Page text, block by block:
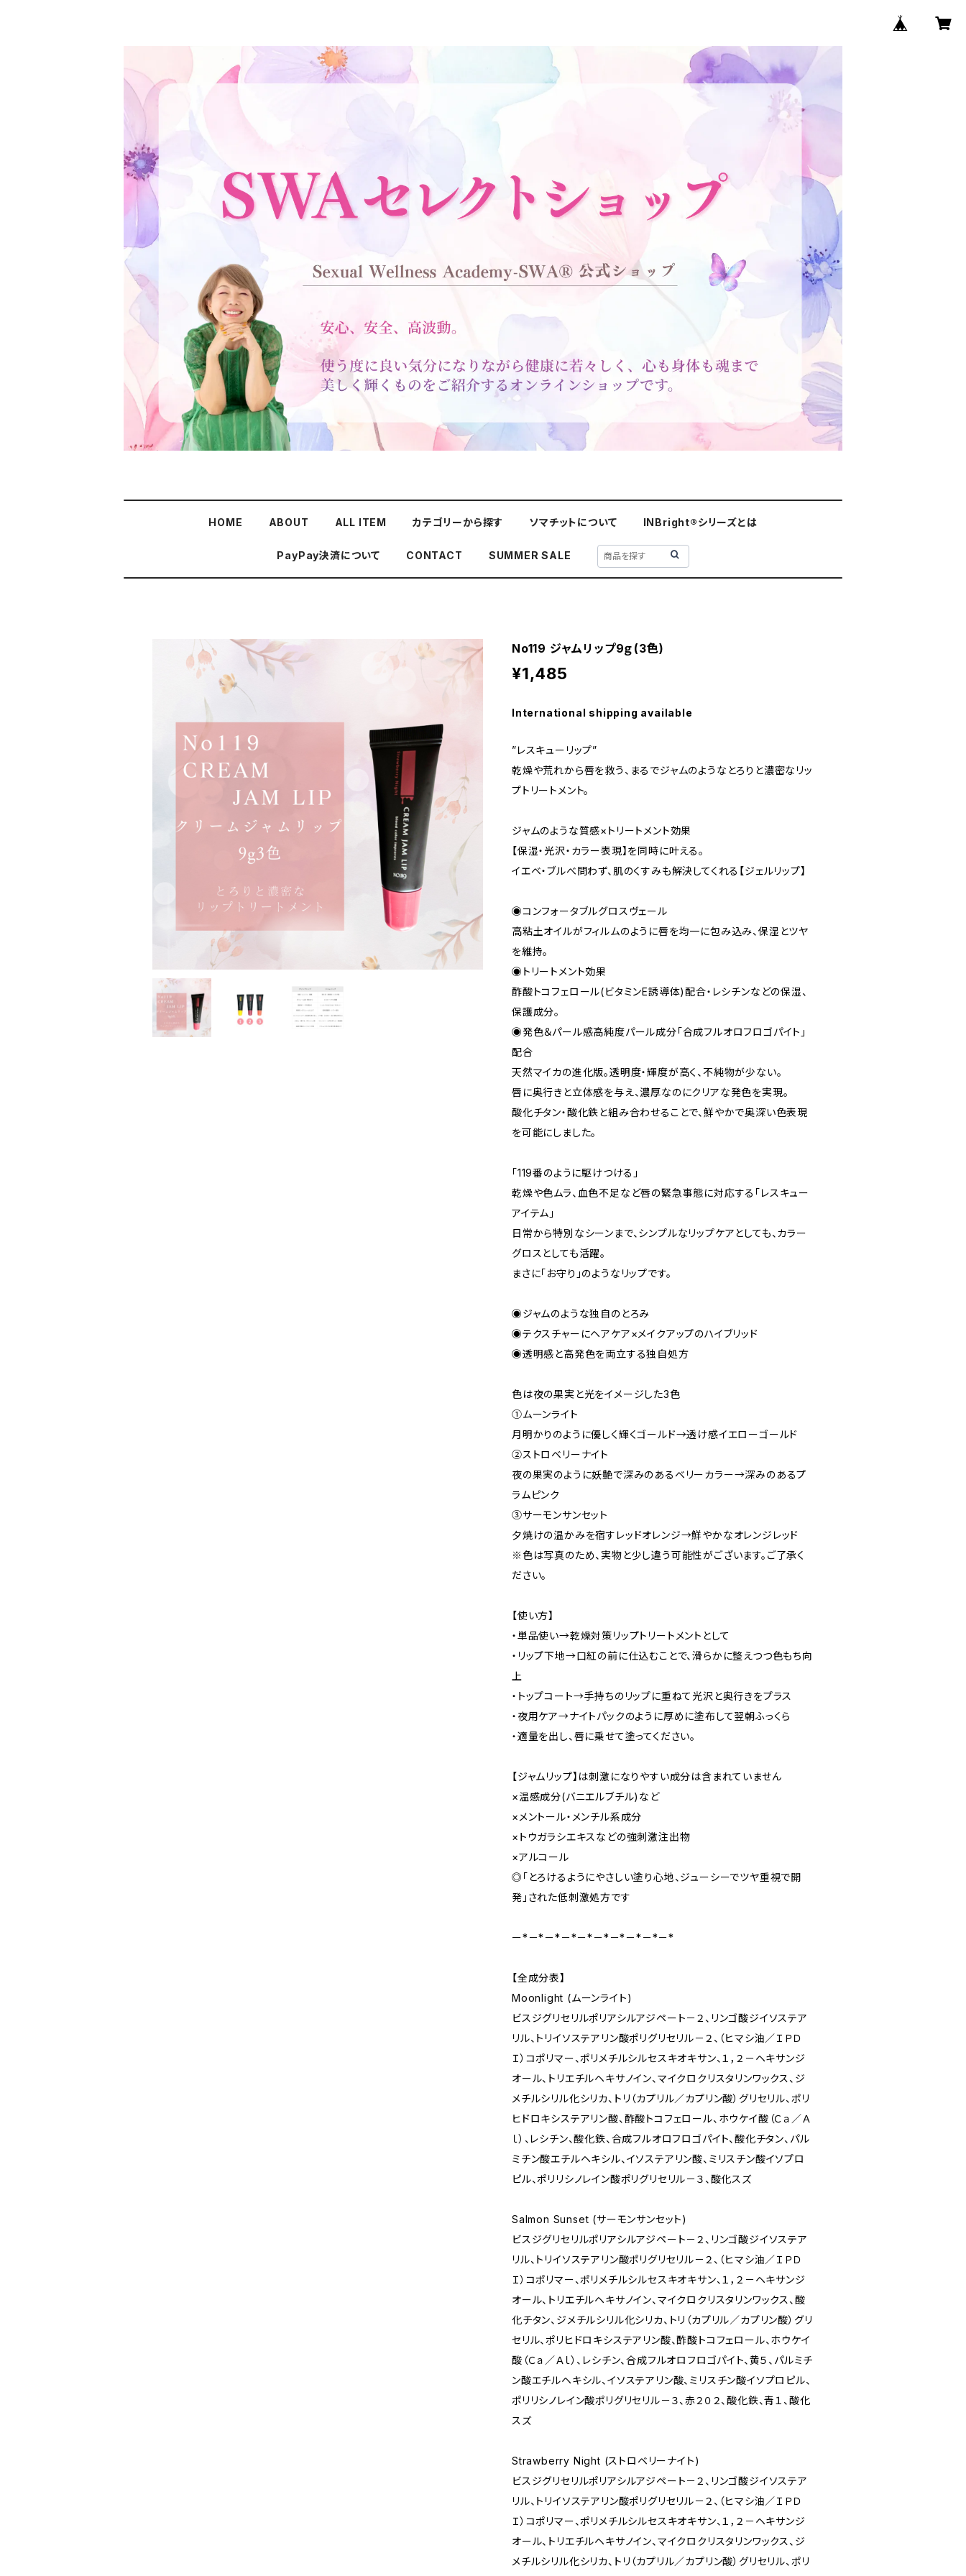
HOME ABOUT ALL ITEM カテゴリーから探す ソマチットについて INBright®シリーズとは
PayPay決済について CONTACT SUMMER SALE
No119 ジャムリップ9ｇ(3色)
¥1,485
International shipping available
”レスキューリップ”
乾燥や荒れから唇を救う、まるでジャムのようなとろりと濃密なリッ
プトリートメント。
ジャムのような質感×トリートメント効果
【保湿・光沢・カラー表現】を同時に叶える。
イエベ・ブルべ問わず、肌のくすみも解決してくれる【ジェルリップ】
◉コンフォータブルグロスヴェール
高粘土オイルがフィルムのように唇を均一に包み込み、保湿とツヤ
を維持。
◉トリートメント効果
酢酸トコフェロール(ビタミンE誘導体)配合・レシチンなどの保湿、
保護成分。
◉発色＆パール感高純度パール成分「合成フルオロフロゴパイト」
配合
天然マイカの進化版。透明度・輝度が高く、不純物が少ない。
唇に奥行きと立体感を与え、濃厚なのにクリアな発色を実現。
酸化チタン・酸化鉄と組み合わせることで、鮮やかで奥深い色表現
を可能にしました。
「119番のように駆けつける」
乾燥や色ムラ、血色不足など唇の緊急事態に対応する「レスキュー
アイテム」
日常から特別なシーンまで、シンプルなリップケアとしても、カラー
グロスとしても活躍。
まさに「お守り」のようなリップです。
◉ジャムのような独自のとろみ
◉テクスチャーにヘアケア×メイクアップのハイブリッド
◉透明感と高発色を両立する独自処方
色は夜の果実と光をイメージした3色
①ムーンライト
月明かりのように優しく輝くゴールド→透け感イエローゴールド
②ストロベリーナイト
夜の果実のように妖艶で深みのあるベリーカラー→深みのあるプ
ラムピンク
③サーモンサンセット
夕焼けの温かみを宿すレッドオレンジ→鮮やかなオレンジレッド
※色は写真のため、実物と少し違う可能性がございます。ご了承く
ださい。
【使い方】
・単品使い→乾燥対策リップトリートメントとして
・リップ下地→口紅の前に仕込むことで、滑らかに整えつつ色もち向
上
・トップコート→手持ちのリップに重ねて光沢と奥行きをプラス
・夜用ケア→ナイトパックのように厚めに塗布して翌朝ふっくら
・適量を出し、唇に乗せて塗ってください。
【ジャムリップ】は刺激になりやすい成分は含まれていません
×温感成分(バニエルブチル)など
×メントール・メンチル系成分
×トウガラシエキスなどの強刺激注出物
×アルコール
◎「とろけるようにやさしい塗り心地、ジューシーでツヤ重視で開
発」された低刺激処方です
ー*－*－*－*－*－*－*－*－*－*
【全成分表】
Moonlight (ムーンライト)
ビスジグリセリルポリアシルアジペート－２、リンゴ酸ジイソステア
リル、トリイソステアリン酸ポリグリセリル－２、（ヒマシ油／ＩＰＤ
Ｉ）コポリマー、ポリメチルシルセスキオキサン、１，２－ヘキサンジ
オール、トリエチルヘキサノイン、マイクロクリスタリンワックス、ジ
メチルシリル化シリカ、トリ（カプリル／カプリン酸）グリセリル、ポリ
ヒドロキシステアリン酸、酢酸トコフェロール、ホウケイ酸（Ｃａ／Ａ
ｌ）、レシチン、酸化鉄、合成フルオロフロゴパイト、酸化チタン、パル
ミチン酸エチルヘキシル、イソステアリン酸、ミリスチン酸イソプロ
ピル、ポリリシノレイン酸ポリグリセリル－３、酸化スズ
Salmon Sunset (サーモンサンセット)
ビスジグリセリルポリアシルアジペート－２、リンゴ酸ジイソステア
リル、トリイソステアリン酸ポリグリセリル－２、（ヒマシ油／ＩＰＤ
Ｉ）コポリマー、ポリメチルシルセスキオキサン、１，２－ヘキサンジ
オール、トリエチルヘキサノイン、マイクロクリスタリンワックス、酸
化チタン、ジメチルシリル化シリカ、トリ（カプリル／カプリン酸）グリ
セリル、ポリヒドロキシステアリン酸、酢酸トコフェロール、ホウケイ
酸（Ｃａ／Ａｌ）、レシチン、合成フルオロフロゴパイト、黄５、パルミチ
ン酸エチルヘキシル、イソステアリン酸、ミリスチン酸イソプロピル、
ポリリシノレイン酸ポリグリセリル－３、赤２０２、酸化鉄、青１、酸化
スズ
Strawberry Night (ストロベリーナイト)
ビスジグリセリルポリアシルアジペート－２、リンゴ酸ジイソステア
リル、トリイソステアリン酸ポリグリセリル－２、（ヒマシ油／ＩＰＤ
Ｉ）コポリマー、ポリメチルシルセスキオキサン、１，２－ヘキサンジ
オール、トリエチルヘキサノイン、マイクロクリスタリンワックス、ジ
メチルシリル化シリカ、トリ（カプリル／カプリン酸）グリセリル、ポリ